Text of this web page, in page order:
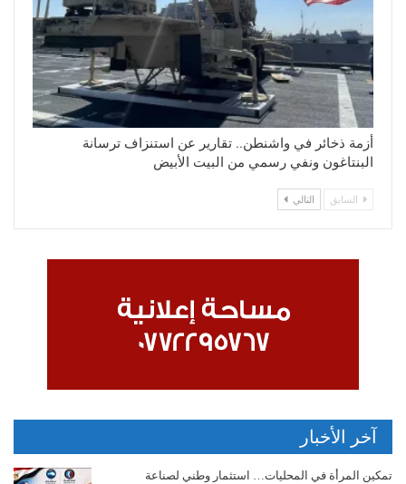
أزمة ذخائر في واشنطن.. تقارير عن استنزاف ترسانة
البنتاغون ونفي رسمي من البيت الأبيض
السابق التالي
آخر الأخبار
تمكين المرأة في المحليات… استثمار وطني لصناعة